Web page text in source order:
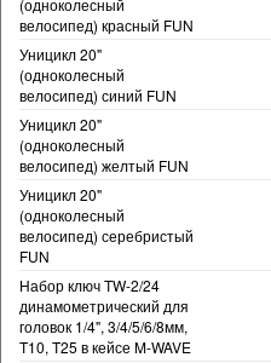
велосипед) красный FUN
Уницикл 20"
(одноколесный
велосипед) синий FUN
Уницикл 20"
(одноколесный
велосипед) желтый FUN
Уницикл 20"
(одноколесный
велосипед) серебристый
FUN
Набор ключ TW-2/24
динамометрический для
головок 1/4", 3/4/5/6/8мм,
T10, T25 в кейсе M-WAVE